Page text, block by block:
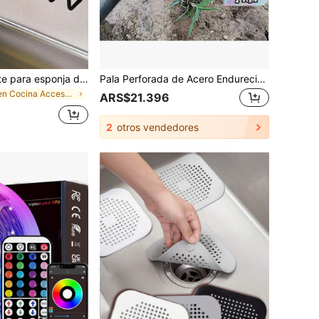
1/2 piezas Soporte para esponja de acero inoxidable sin perforación - Estante de drenaje autoadhesivo para la cocina con red de drenaje, adecuado para esponja, cepillo, líquido lavavajillas
en Cocina Accesorios de cocina
Pala Perforada de Acero Endurecido Premium - Rastrillo Manual, Mantenimiento de Jardín Eficiente, Duradero y Resistente a la Oxidación, Adecuado para Huertos de Verduras y Cabañas de Jardín.
ARS$21.396
2 otros vendedores